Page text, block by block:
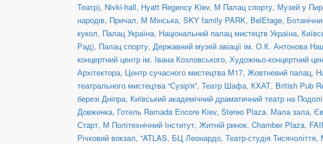
Театр), Nivki-hall, Hyatt Regency Kiev, М Палац спорту, Музей у
народів, Причал, М Мінська, SKY family PARK, BelEtage,
кукол, Палац Україна, Національний палац мистецтв Україна,
Рад), Палац спорту, Державний музей авіації ім. О.К. Антонова
концертний центр ім. Івана Козловського, Художньо-концертний
Архітектора, Центр сучасного мистецтва М17, Жовтневий палац,
театрального мистецтва “Сузір'я”, Театр Шафа, КХАТ, British Pub
березі Дніпра, Київський академічний драматичний театр на Подолі
Довженка, Готель Ramada Encore Kiev, Stereo Plaza. Мала зала,
Старт, М Політехнічний Інститут, Житній ринок, Chamber Plaza,
Річковий вокзал, ''ATLAS, БЦ Леонардо, Театр-студія Тисячоліття,